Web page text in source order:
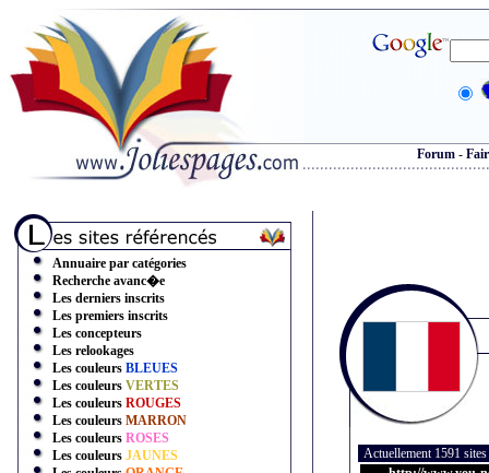
Forum -
Annuaire par catégories
Recherche avanc�e
Les derniers inscrits
Les premiers inscrits
Les concepteurs
Les relookages
Les couleurs BLEUES
Les couleurs VERTES
Les couleurs ROUGES
Les couleurs MARRON
Les couleurs ROSES
Les couleurs JAUNES
Actuellement 1591